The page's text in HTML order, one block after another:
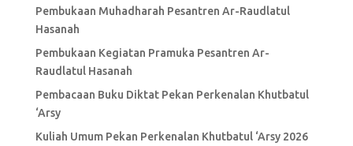
Pembukaan Muhadharah Pesantren Ar-Raudlatul
Hasanah
Pembukaan Kegiatan Pramuka Pesantren Ar-
Raudlatul Hasanah
Pembacaan Buku Diktat Pekan Perkenalan Khutbatul
‘Arsy
Kuliah Umum Pekan Perkenalan Khutbatul ‘Arsy 2026